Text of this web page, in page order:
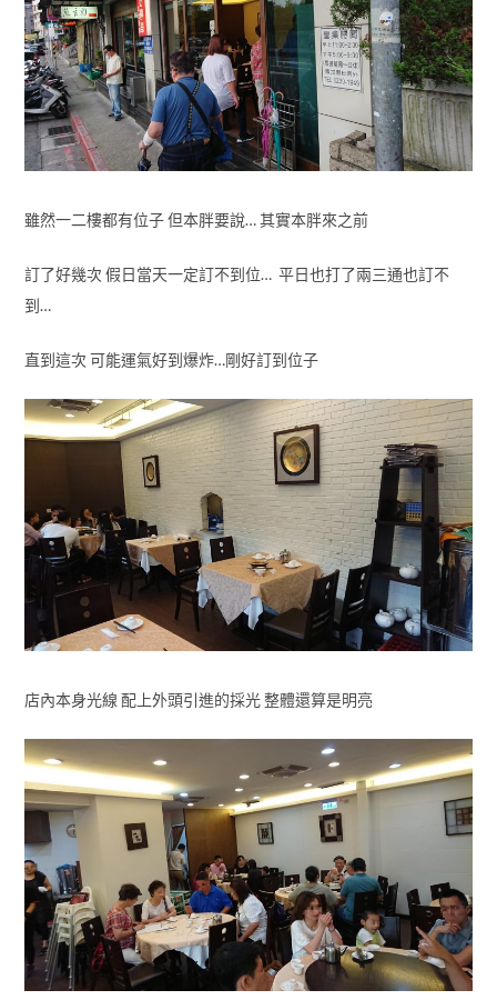
雖然一二樓都有位子 但本胖要說… 其實本胖來之前
訂了好幾次 假日當天一定訂不到位… 平日也打了兩三通也訂不
到…
直到這次 可能運氣好到爆炸…剛好訂到位子
店內本身光線 配上外頭引進的採光 整體還算是明亮